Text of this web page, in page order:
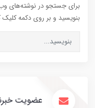
برای جستجو در نوشته‌های
بنویسید و بر روی دکمه کلیک
عضویت